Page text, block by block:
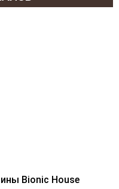
Bionic House